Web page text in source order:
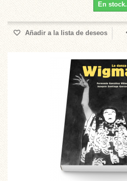
En stock.
Añadir a la lista de deseos